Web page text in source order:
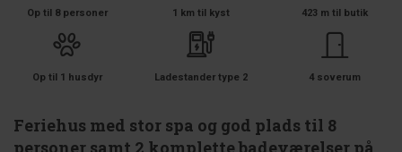
Op til 8 personer 1 km til kyst 423 m til butik
Op til 1 husdyr Ladestander type 2 4 soverum
Feriehus med stor spa og god plads til 8
personer samt 2 komplette badeværelser på